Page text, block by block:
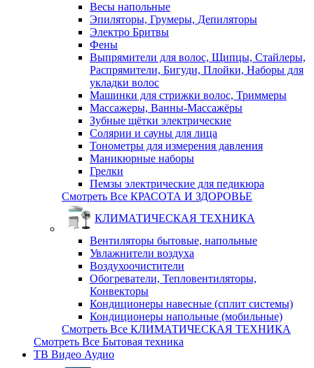
Весы напольные
Эпиляторы, Грумеры, Депиляторы
Электро Бритвы
Фены
Выпрямители для волос, Щипцы, Стайлеры,
Распрямители, Бигуди, Плойки, Наборы для
укладки волос
Машинки для стрижки волос, Триммеры
Массажеры, Ванны-Массажёры
Зубные щётки электрические
Солярии и сауны для лица
Тонометры для измерения давления
Маникюрные наборы
Грелки
Пемзы электрические для педикюра
Смотреть Все КРАСОТА И ЗДОРОВЬЕ
КЛИМАТИЧЕСКАЯ ТЕХНИКА
Вентиляторы бытовые, напольные
Увлажнители воздуха
Воздухоочистители
Обогреватели, Тепловентиляторы,
Конвекторы
Кондиционеры навесные (сплит системы)
Кондиционеры напольные (мобильные)
Смотреть Все КЛИМАТИЧЕСКАЯ ТЕХНИКА
Смотреть Все Бытовая техника
ТВ Видео Аудио